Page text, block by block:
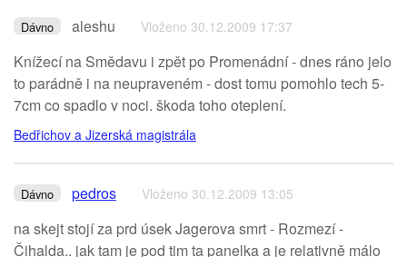
Dávno aleshu Vloženo 30.12.2009 17:37
Knížecí na Smědavu i zpět po Promenádní - dnes ráno jelo
to parádně i na neupraveném - dost tomu pomohlo tech 5-
7cm co spadlo v noci. škoda toho oteplení.
Bedřichov a Jizerská magistrála
Dávno pedros Vloženo 30.12.2009 13:05
na skejt stojí za prd úsek Jagerova smrt - Rozmezí -
Čihalda.. jak tam je pod tim ta panelka a je relativně málo